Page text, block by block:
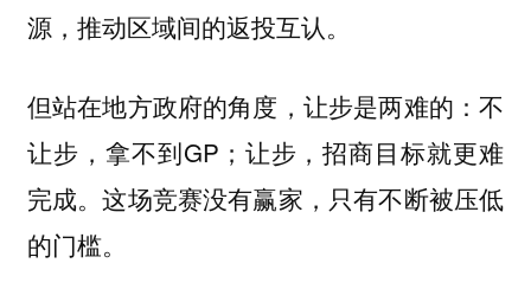
源，推动区域间的返投互认。
但站在地方政府的角度，让步是两难的：不
让步，拿不到GP；让步，招商目标就更难
完成。这场竞赛没有赢家，只有不断被压低
的门槛。